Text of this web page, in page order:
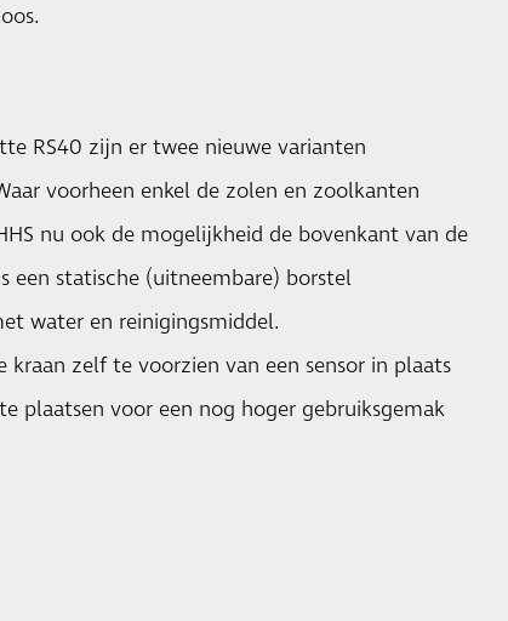
RS40 zijn er twee nieuwe varianten
voorheen enkel de zolen en zoolkanten
nu ook de mogelijkheid de bovenkant van de
een statische (uitneembare) borstel
water en reinigingsmiddel.
kraan zelf te voorzien van een sensor in plaats
plaatsen voor een nog hoger gebruiksgemak